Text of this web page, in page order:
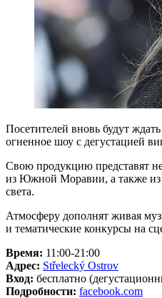
Посетителей вновь будут
огненное шоу с дегустацией
Свою продукцию представят
из Южной Моравии, а также из
света.
Атмосферу дополнят живая
и тематические конкурсы на
Время: 11:00-21:00
Адрес: Střelecký Ostrov
Вход: бесплатно
Подробности: facebook.com